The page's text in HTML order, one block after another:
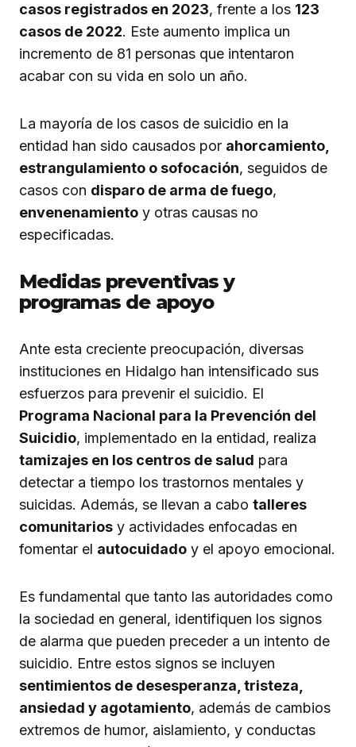
casos registrados en 2023, frente a los 123
casos de 2022. Este aumento implica un
incremento de 81 personas que intentaron
acabar con su vida en solo un año.
La mayoría de los casos de suicidio en la
entidad han sido causados por ahorcamiento,
estrangulamiento o sofocación, seguidos de
casos con disparo de arma de fuego,
envenenamiento y otras causas no
especificadas.
Medidas preventivas y
programas de apoyo
Ante esta creciente preocupación, diversas
instituciones en Hidalgo han intensificado sus
esfuerzos para prevenir el suicidio. El
Programa Nacional para la Prevención del
Suicidio, implementado en la entidad, realiza
tamizajes en los centros de salud para
detectar a tiempo los trastornos mentales y
suicidas. Además, se llevan a cabo talleres
comunitarios y actividades enfocadas en
fomentar el autocuidado y el apoyo emocional.
Es fundamental que tanto las autoridades como
la sociedad en general, identifiquen los signos
de alarma que pueden preceder a un intento de
suicidio. Entre estos signos se incluyen
sentimientos de desesperanza, tristeza,
ansiedad y agotamiento, además de cambios
extremos de humor, aislamiento, y conductas